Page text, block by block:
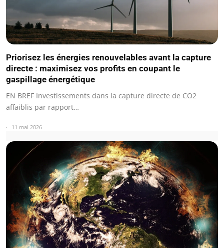
Priorisez les énergies renouvelables avant la capture
directe : maximisez vos profits en coupant le
gaspillage énergétique
EN BREF Investissements dans la capture directe de CO2
affaiblis par rapport…
11 mai 2026